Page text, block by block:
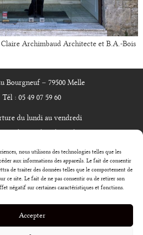
nous utilisons des technologies telles que les
aux informations des appareils. Le fait de consentir
de traiter des données telles que le comportement de
ce site. Le fait de ne pas consentir ou de retirer son
négatif sur certaines caractéristiques et fonctions.
Accepter
Archimbaud Architecte et B.A.-Bois
Bourgneuf – 79500 Melle
Tél : 05 49 07 59 60
du lundi au vendredi
envoyer un email
Politique de cookies (UE)